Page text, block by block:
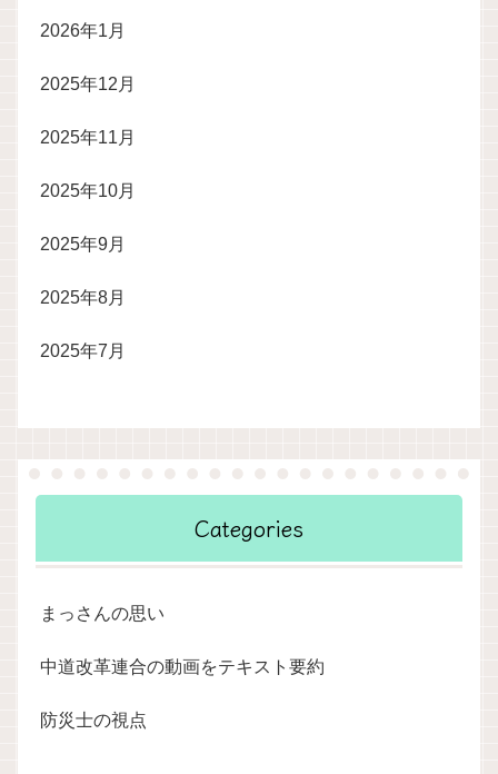
2026年1月
2025年12月
2025年11月
2025年10月
2025年9月
2025年8月
2025年7月
Categories
まっさんの思い
中道改革連合の動画をテキスト要約
防災士の視点